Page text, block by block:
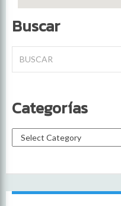
Buscar
Categorías